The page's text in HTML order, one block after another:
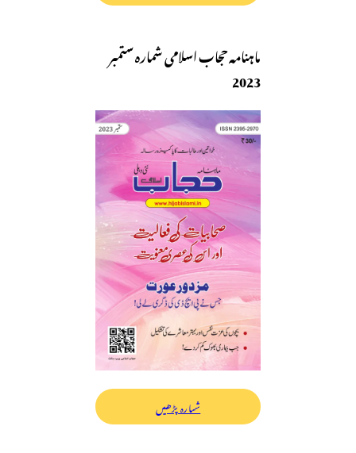
ماہنامہ حجاب اسلامی شمارہ ستمبر
2023
شمارہ پڑھیں